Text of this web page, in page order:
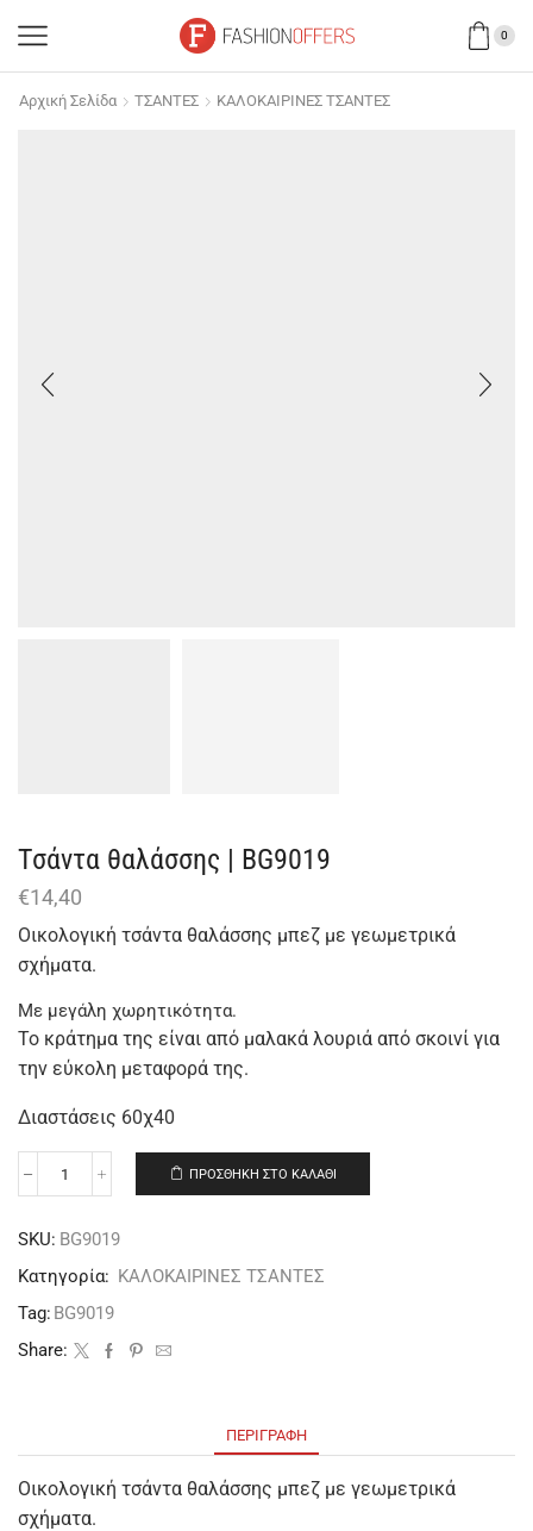
0
Αρχική Σελίδα ΤΣΑΝΤΕΣ ΚΑΛΟΚΑΙΡΙΝΕΣ ΤΣΑΝΤΕΣ
Τσάντα θαλάσσης | BG9019
€14,40
Οικολογική τσάντα θαλάσσης μπεζ με γεωμετρικά
σχήματα.
Με μεγάλη χωρητικότητα.
Το κράτημα της είναι από μαλακά λουριά από σκοινί για
την εύκολη μεταφορά της.
Διαστάσεις 60χ40
ΠΡΟΣΘΉΚΗ ΣΤΟ ΚΑΛΆΘΙ
SKU: BG9019
Κατηγορία: ΚΑΛΟΚΑΙΡΙΝΕΣ ΤΣΑΝΤΕΣ
Tag: BG9019
Share:
ΠΕΡΙΓΡΑΦΉ
Οικολογική τσάντα θαλάσσης μπεζ με γεωμετρικά
σχήματα.